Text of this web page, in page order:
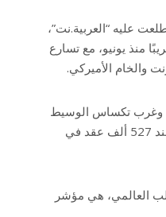
عليه “العربية.نت”،
التحوط أدت إلى تفاقم ارتفاع الأسعار بنسبة 30% تقريبًا منذ يونيو، مع تسارع
والخام الأميركي.
وغرب تكساس الوسيط
قد قفزت بمقدار 137 ألف عقد، أو 35%، إلى أعلى مستوى في 18 شهرا عند 527 ألف عقد في
مليون برميل أو حوالي 5 أيام من الطلب العالمي، هي مؤشر